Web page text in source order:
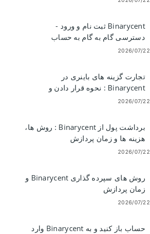
Binarycent ثبت نام و ورود -
دسترسی گام به گام به حساب
2026/07/22
تجارت گزینه های باینری در
Binarycent : نحوه قرار دادن و
مدیریت معاملات
2026/07/22
برداشت پول از Binarycent : روش ها،
هزینه ها و زمان پردازش
2026/07/22
روش های سپرده گذاری Binarycent و
زمان پردازش
2026/07/22
حساب باز کنید و به Binarycent وارد